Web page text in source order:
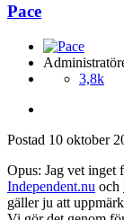
Pace
3,8k
Postad 10 oktober
Opus: Jag vet inget
Independent.nu och
gäller ju att